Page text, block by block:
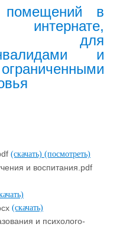
помещений в
для
и
(скачать) (посмотреть)
и воспитания.pdf
(скачать)
и психолого-